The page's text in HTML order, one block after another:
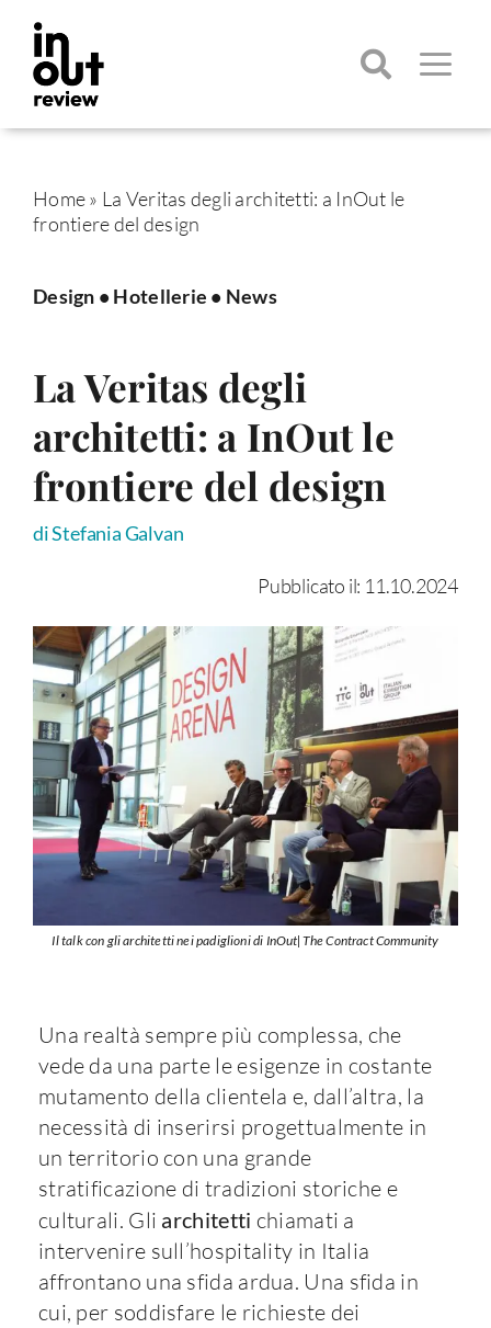
contenuto
Toggle
per:
Home» La Veritas degli architetti: a InOut le
frontiere del design
Design • Hotellerie • News
La Veritas degli
architetti: a InOut le
frontiere del design
di Stefania Galvan
Pubblicato il: 11.10.2024
Il talk con gli architetti nei padiglioni di InOut|The Contract Community
Una realtà sempre più complessa, che
vede da una parte le esigenze in costante
mutamento della clientela e, dall’altra, la
necessità di inserirsi progettualmente in
un territorio con una grande
stratificazione di tradizioni storiche e
culturali. Gli architetti chiamati a
intervenire sull’hospitality in Italia
affrontano una sfida ardua. Una sfida in
cui, per soddisfare le richieste dei